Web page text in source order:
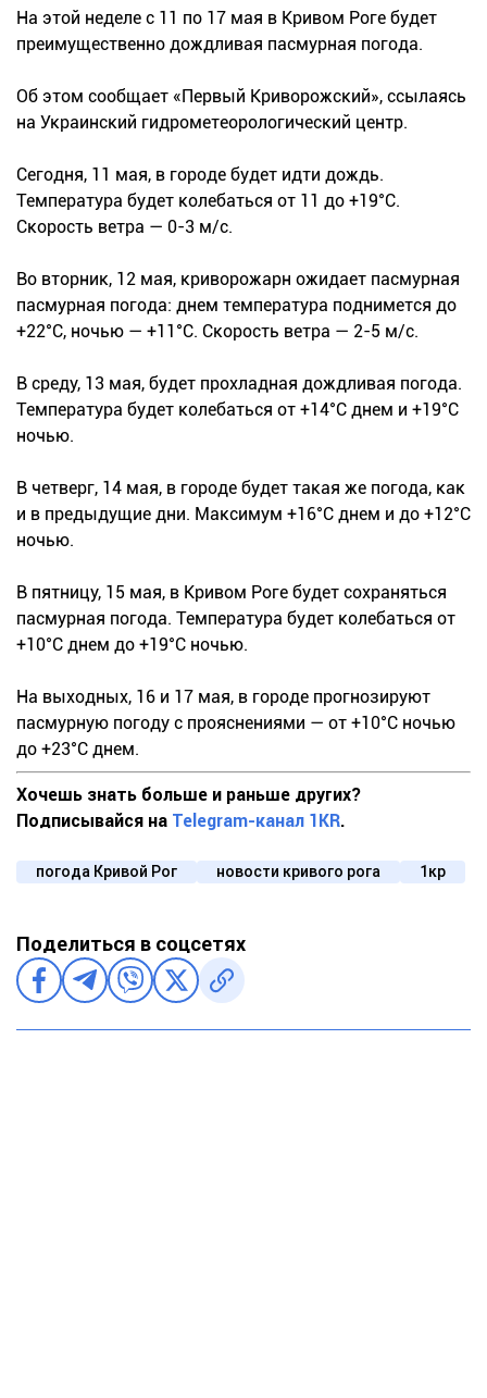
На этой неделе с 11 по 17 мая в Кривом Роге будет
преимущественно дождливая пасмурная погода.
Об этом сообщает «Первый Криворожский», ссылаясь
на Украинский гидрометеорологический центр.
Сегодня, 11 мая, в городе будет идти дождь.
Температура будет колебаться от 11 до +19°С.
Скорость ветра — 0-3 м/с.
Во вторник, 12 мая, криворожарн ожидает пасмурная
пасмурная погода: днем температура поднимется до
+22°С, ночью — +11°С. Скорость ветра — 2-5 м/с.
В среду, 13 мая, будет прохладная дождливая погода.
Температура будет колебаться от +14°С днем и +19°С
ночью.
В четверг, 14 мая, в городе будет такая же погода, как
и в предыдущие дни. Максимум +16°С днем и до +12°С
ночью.
В пятницу, 15 мая, в Кривом Роге будет сохраняться
пасмурная погода. Температура будет колебаться от
+10°С днем до +19°С ночью.
На выходных, 16 и 17 мая, в городе прогнозируют
пасмурную погоду с прояснениями — от +10°С ночью
до +23°С днем.
Хочешь знать больше и раньше других?
Подписывайся на Telegram-канал 1KR.
погода Кривой Рог новости кривого рога 1кр
Поделиться в соцсетях